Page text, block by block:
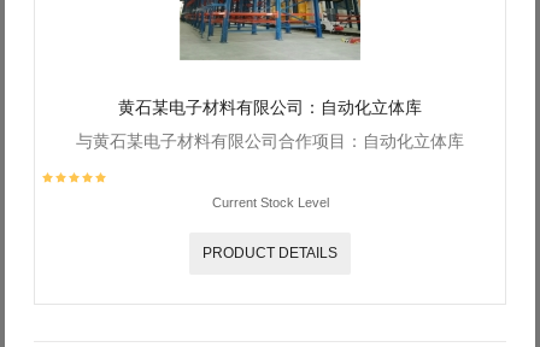
黄石某电子材料有限公司：自动化立体库
与黄石某电子材料有限公司合作项目：自动化立体库
Current Stock Level
PRODUCT DETAILS